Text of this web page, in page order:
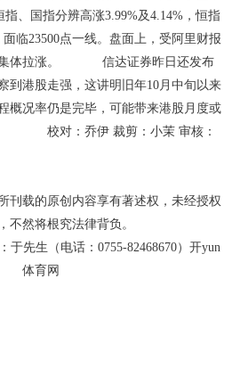
、国指分辨高涨3.99%及4.14%，恒指
临23500点一线。盘面上，受阿里财报
集体拉涨。 信达证券昨日还发布
到港股走强，这讲明旧年10月中旬以来
概况率仍是完毕，可能带来港股月度或
：乔伊 裁剪：小茉 审核：
刊载的原创内容享有著述权，未经授权
不然将根究法律背负。
于先生（电话：0755-82468670）开yun
体育网